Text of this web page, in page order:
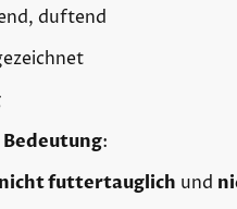
duftend
:
nicht futtertauglich und